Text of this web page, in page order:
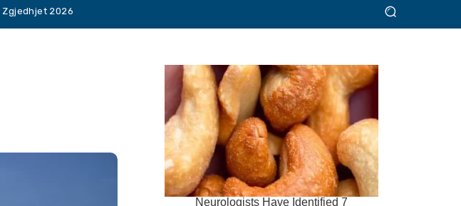
Zgjedhjet 2026